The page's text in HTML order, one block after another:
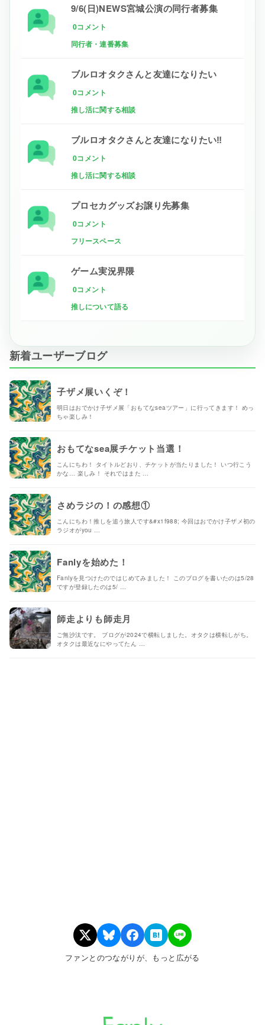
9/6(日)NEWS宮城公演の同行者募集
0コメント
同行者・連番募集
ブルロオタクさんと友達になりたい
0コメント
推し活に関する相談
ブルロオタクさんと友達になりたい‼
0コメント
推し活に関する相談
プロセカグッズお譲り先募集
0コメント
フリースペース
ゲーム実況界隈
0コメント
推しについて語る
新着ユーザーブログ
子ザメ展いくぞ！
明日はおでかけ子ザメ展「おもてなseaツアー」に行ってきます！ めっ
ちゃ楽しみ！
おもてなsea展チケット当選！
こんにちわ！ タイトルどおり、チケットが当たりました！ いつ行こう
かな… 楽しみ！ それではまた …
さめラジの！の感想①
こんにちわ！推しを追う旅人です&#x1f988; 今回はおでかけ子ザメ初の
ラジオがyou …
Fanlyを始めた！
Fanlyを見つけたのではじめてみました！ このブログを書いたのは5/28
ですが登録したのは5/ …
師走よりも師走月
ご無沙汰です。 ブログが2024で横転しました。オタクは横転しがち。
オタクは最近なにやってたん …
ファンとのつながりが、もっと広がる